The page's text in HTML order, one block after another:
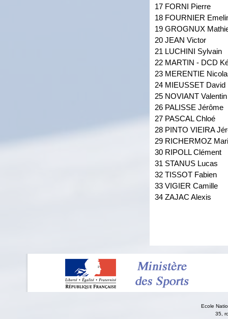
17 FORNI Pierre
18 FOURNIER
19 GROGNUX
20 JEAN Victor
21 LUCHINI Sylvain
22 MARTIN - DCD
23 MERENTIE
24 MIEUSSET David
25 NOVIANT Valentin
26 PALISSE Jérôme
27 PASCAL Chloé
28 PINTO VIEIRA
29 RICHERMOZ
30 RIPOLL Clément
31 STANUS Lucas
32 TISSOT Fabien
33 VIGIER Camille
34 ZAJAC Alexis
Ecole
35,